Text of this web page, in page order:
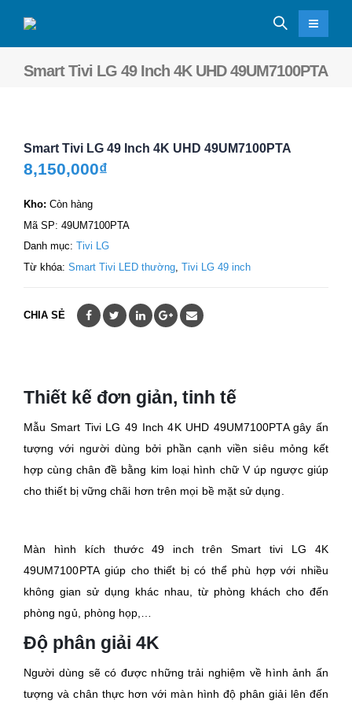
Smart Tivi LG 49 Inch 4K UHD 49UM7100PTA
Smart Tivi LG 49 Inch 4K UHD 49UM7100PTA
8,150,000₫
Kho: Còn hàng
Mã SP: 49UM7100PTA
Danh mục: Tivi LG
Từ khóa: Smart Tivi LED thường Tivi LG 49 inch
CHIA SẺ
Thiết kế đơn giản, tinh tế
Mẫu Smart Tivi LG 49 Inch 4K UHD 49UM7100PTA gây ấn
tượng với người dùng bởi phần cạnh viền siêu mỏng kết
hợp cùng chân đề bằng kim loại hình chữ V úp ngược giúp
cho thiết bị vững chãi hơn trên mọi bề mặt sử dụng.
Màn hình kích thước 49 inch trên Smart tivi LG 4K
49UM7100PTA giúp cho thiết bị có thể phù hợp với nhiều
không gian sử dụng khác nhau, từ phòng khách cho đến
phòng ngủ, phòng họp,…
Độ phân giải 4K
Người dùng sẽ có được những trải nghiệm về hình ảnh ấn
tượng và chân thực hơn với màn hình độ phân giải lên đến